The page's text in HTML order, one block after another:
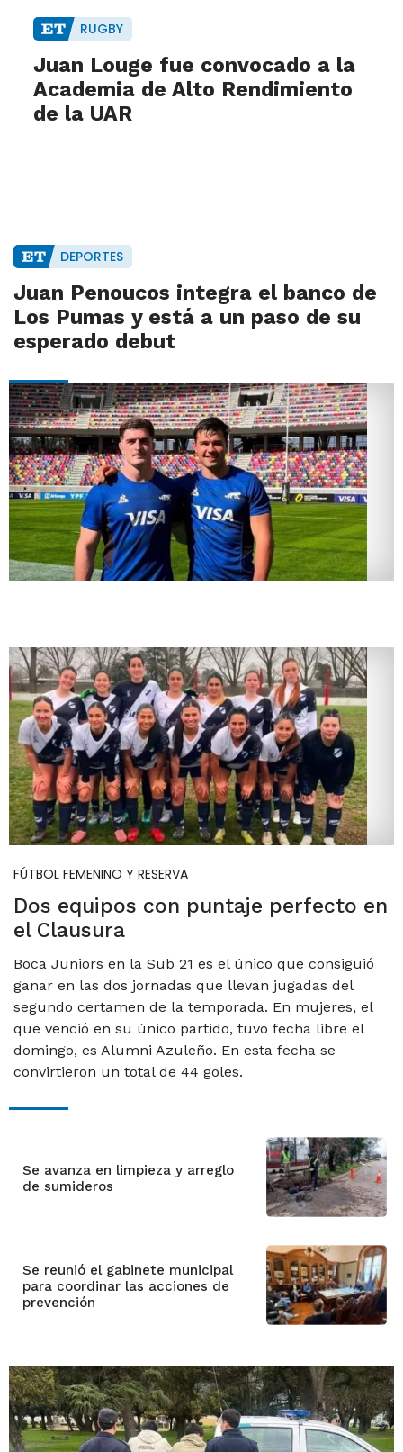
RUGBY
Juan Louge fue convocado a la
Academia de Alto Rendimiento
de la UAR
DEPORTES
Juan Penoucos integra el banco de
Los Pumas y está a un paso de su
esperado debut
FÚTBOL FEMENINO Y RESERVA
Dos equipos con puntaje perfecto en
el Clausura
Boca Juniors en la Sub 21 es el único que consiguió
ganar en las dos jornadas que llevan jugadas del
segundo certamen de la temporada. En mujeres, el
que venció en su único partido, tuvo fecha libre el
domingo, es Alumni Azuleño. En esta fecha se
convirtieron un total de 44 goles.
Se avanza en limpieza y arreglo
de sumideros
Se reunió el gabinete municipal
para coordinar las acciones de
prevención